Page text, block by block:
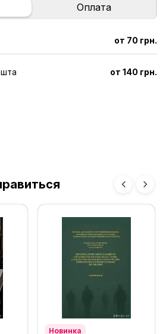
Оплата
от 70 грн.
от 140 грн.
Новинка